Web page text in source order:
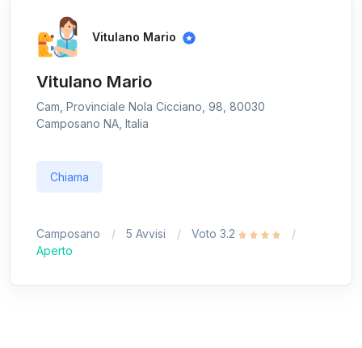
Vitulano Mario
Vitulano Mario
Cam, Provinciale Nola Cicciano, 98, 80030
Camposano NA, Italia
Chiama
Camposano 5 Avvisi
Voto 3.2
Aperto